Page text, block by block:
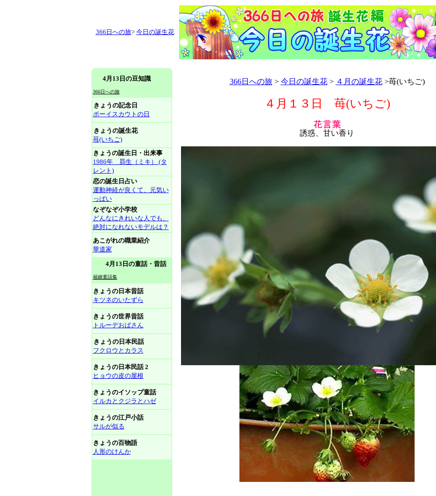
366日への旅> 今日の誕生花
4月13日の豆知識
366日への旅
きょうの記念日
ボーイスカウトの日
きょうの誕生花
苺(いちご)
きょうの誕生日・出来事
1986年 昴生（ミキ） (タ
レント)
恋の誕生日占い
運動神経が良くて、元気い
っぱい
なぞなぞ小学校
どんなにきれいな人でも、
絶対になれないモデルは？
あこがれの職業紹介
華道家
4月13日の童話・昔話
福娘童話集
きょうの日本昔話
キツネのいたずら
きょうの世界昔話
トルーデおばさん
きょうの日本民話
フクロウとカラス
きょうの日本民話 2
ヒョウの皮の屋根
きょうのイソップ童話
イルカとクジラとハゼ
きょうの江戸小話
サルが似る
きょうの百物語
人形のけんか
366日への旅 > 今日の誕生花> ４月の誕生花>苺(いちご)
４月１３日 苺(いちご)
誘惑、甘い香り